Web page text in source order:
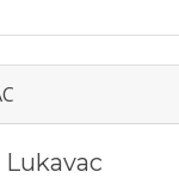
Lukavac